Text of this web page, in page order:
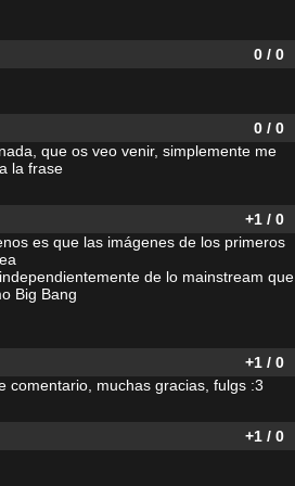
0 / 0
0 / 0
que os veo venir, simplemente me
la frase
+1 / 0
es que las imágenes de los primeros
de lo mainstream que
Big Bang
+1 / 0
comentario, muchas gracias, fulgs :3
+1 / 0